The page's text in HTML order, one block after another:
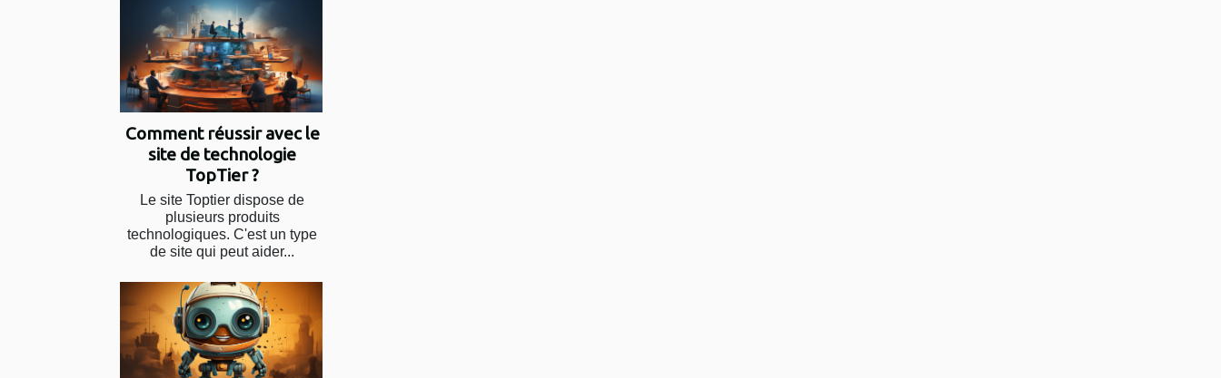
Comment réussir avec le
site de technologie
TopTier ?
Le site Toptier dispose de
plusieurs produits
technologiques. C'est un type
de site qui peut aider...